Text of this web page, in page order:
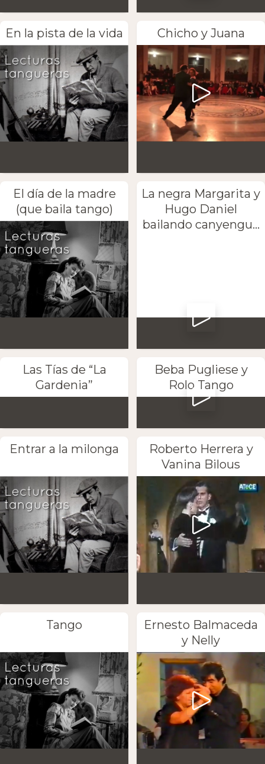
En la pista de la vida Chicho y Juana
El día de la madre
(que baila tango)
La negra Margarita y
Hugo Daniel
bailando canyengu...
Las Tías de “La
Gardenia”
Beba Pugliese y
Rolo Tango
Entrar a la milonga
Roberto Herrera y
Vanina Bilous
Tango
Ernesto Balmaceda
y Nelly